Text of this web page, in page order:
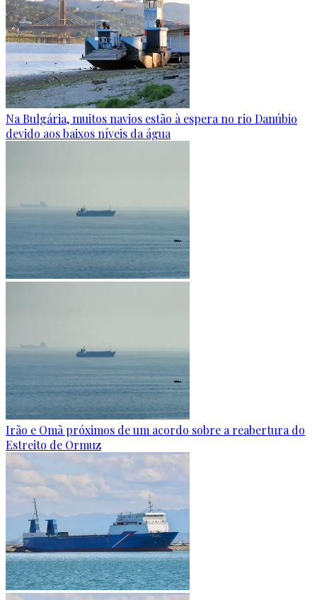
Na Bulgária, muitos navios estão à espera no rio Danúbio
devido aos baixos níveis da água
Irão e Omã próximos de um acordo sobre a reabertura do
Estreito de Ormuz